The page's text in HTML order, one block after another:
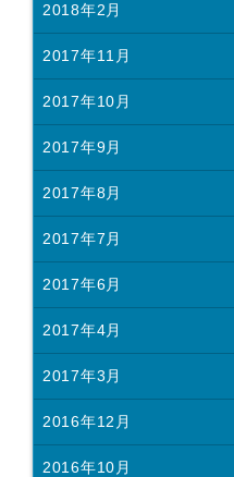
2018年2月
2017年11月
2017年10月
2017年9月
2017年8月
2017年7月
2017年6月
2017年4月
2017年3月
2016年12月
2016年10月